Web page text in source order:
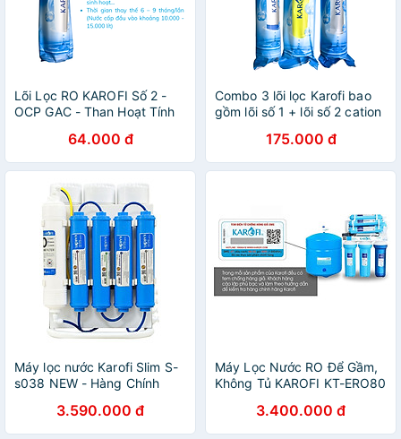
Lõi Lọc RO KAROFI Số 2 -
OCP GAC - Than Hoạt Tính
64.000 đ
Combo 3 lõi lọc Karofi bao
gồm lõi số 1 + lõi số 2 cation
chính hãng175.000 đ
Máy lọc nước Karofi Slim S-
s038 NEW - Hàng Chính
3.590.000 đ
Máy Lọc Nước RO Để Gầm,
Không Tủ KAROFI KT-ERO80
3.400.000 đ